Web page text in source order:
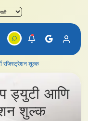
रजिस्ट्रेशन शुल्क
ड्युटी आणि
शुल्क